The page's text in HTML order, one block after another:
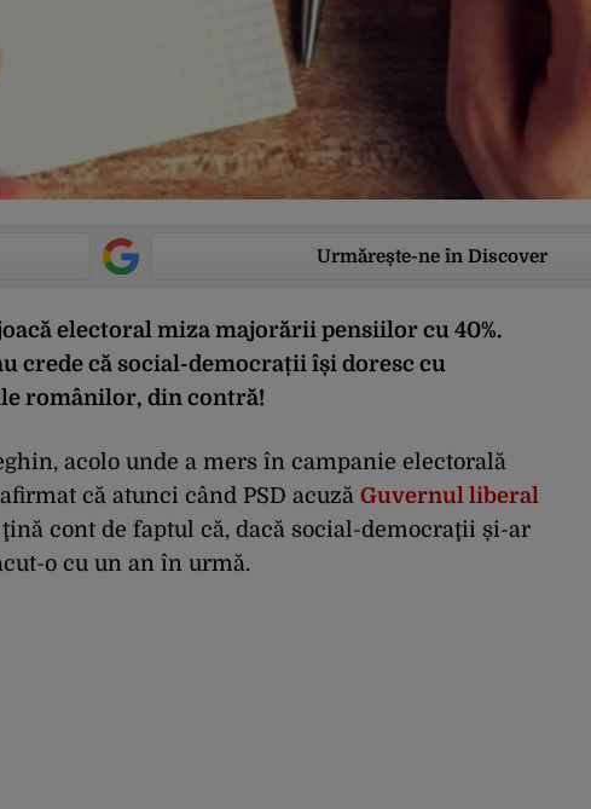
Urmărește-ne în Discover
electoral miza majorării pensiilor cu 40%.
crede că social-democrații își doresc cu
românilor, din contră!
acolo unde a mers în campanie electorală
că atunci când PSD acuză Guvernul liberal
ţină cont de faptul că, dacă social-democraţii și-ar
o cu un an în urmă.